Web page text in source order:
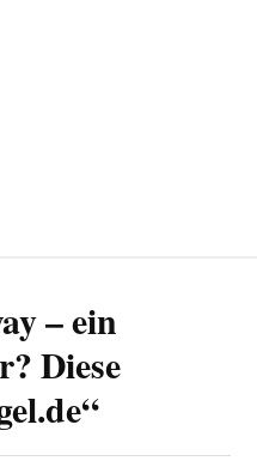
– ein
Diese